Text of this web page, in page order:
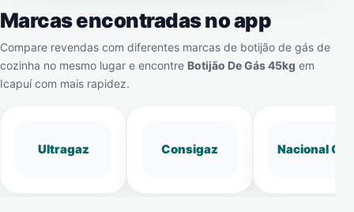
Marcas encontradas no app
Compare revendas com diferentes marcas de botijão de gás de
cozinha no mesmo lugar e encontre Botijão De Gás 45kg em
Icapuícom mais rapidez.
Ultragaz Consigaz Nacional Gás